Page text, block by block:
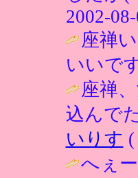
2002-
座禅
いいで
座禅
込んで
いりす
へぇ